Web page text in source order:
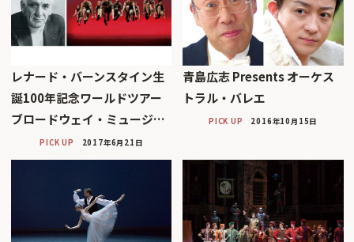
レナード・バーンスタイン生
誕100年記念ワールドツアー
ブロードウェイ・ミュージ…
PICK UP 2017年6月21日
青島広志 Presents オーケス
トラル・バレエ
PICK UP 2016年10月15日